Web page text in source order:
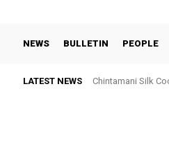
NEWS BULLETIN PEOPLE
LATEST NEWS Chintamani Silk